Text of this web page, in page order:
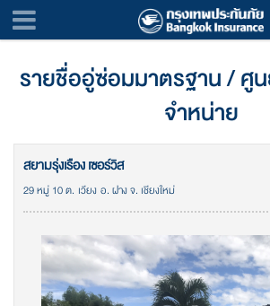
รายชื่ออู่ซ่อมมาตรฐาน / ศู
จำหน่าย
สยามรุ่งเรือง เซอร์วิส
29 หมู่ 10 ต. เวียง อ. ฝาง จ. เชียงใหม่